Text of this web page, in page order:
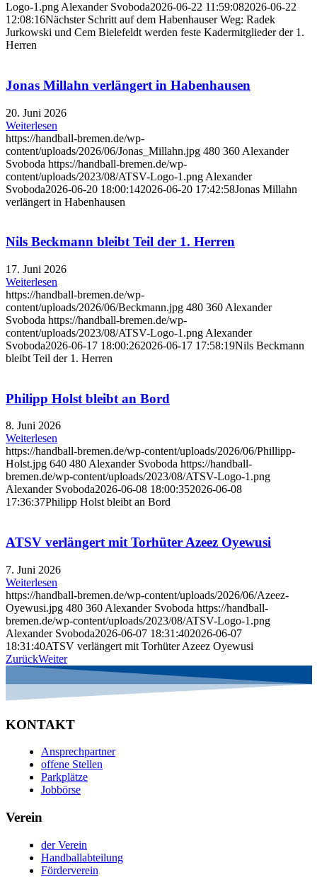
Logo-1.png Alexander Svoboda2026-06-22 11:59:082026-06-22
12:08:16Nächster Schritt auf dem Habenhauser Weg: Radek
Jurkowski und Cem Bielefeldt werden feste Kadermitglieder der 1.
Herren
Jonas Millahn verlängert in Habenhausen
20. Juni 2026
Weiterlesen
https://handball-bremen.de/wp-
content/uploads/2026/06/Jonas_Millahn.jpg 480 360 Alexander
Svoboda https://handball-bremen.de/wp-
content/uploads/2023/08/ATSV-Logo-1.png Alexander
Svoboda2026-06-20 18:00:142026-06-20 17:42:58Jonas Millahn
verlängert in Habenhausen
Nils Beckmann bleibt Teil der 1. Herren
17. Juni 2026
Weiterlesen
https://handball-bremen.de/wp-
content/uploads/2026/06/Beckmann.jpg 480 360 Alexander
Svoboda https://handball-bremen.de/wp-
content/uploads/2023/08/ATSV-Logo-1.png Alexander
Svoboda2026-06-17 18:00:262026-06-17 17:58:19Nils Beckmann
bleibt Teil der 1. Herren
Philipp Holst bleibt an Bord
8. Juni 2026
Weiterlesen
https://handball-bremen.de/wp-content/uploads/2026/06/Phillipp-
Holst.jpg 640 480 Alexander Svoboda https://handball-
bremen.de/wp-content/uploads/2023/08/ATSV-Logo-1.png
Alexander Svoboda2026-06-08 18:00:352026-06-08
17:36:37Philipp Holst bleibt an Bord
ATSV verlängert mit Torhüter Azeez Oyewusi
7. Juni 2026
Weiterlesen
https://handball-bremen.de/wp-content/uploads/2026/06/Azeez-
Oyewusi.jpg 480 360 Alexander Svoboda https://handball-
bremen.de/wp-content/uploads/2023/08/ATSV-Logo-1.png
Alexander Svoboda2026-06-07 18:31:402026-06-07
18:31:40ATSV verlängert mit Torhüter Azeez Oyewusi
ZurückWeiter
KONTAKT
Ansprechpartner
offene Stellen
Parkplätze
Jobbörse
Verein
der Verein
Handballabteilung
Förderverein